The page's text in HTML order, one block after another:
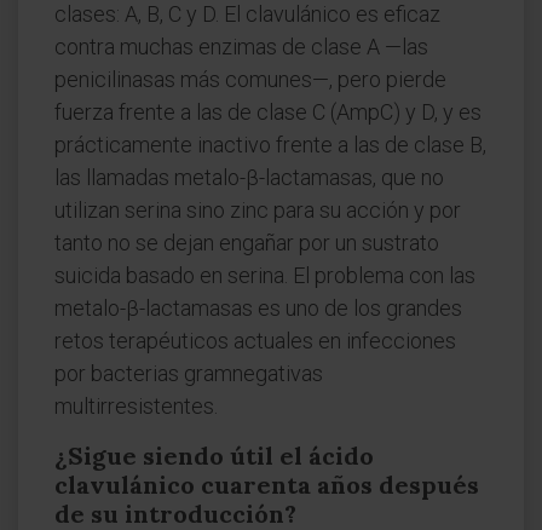
clases: A, B, C y D. El clavulánico es eficaz
contra muchas enzimas de clase A —las
penicilinasas más comunes—, pero pierde
fuerza frente a las de clase C (AmpC) y D, y es
prácticamente inactivo frente a las de clase B,
las llamadas metalo-β-lactamasas, que no
utilizan serina sino zinc para su acción y por
tanto no se dejan engañar por un sustrato
suicida basado en serina. El problema con las
metalo-β-lactamasas es uno de los grandes
retos terapéuticos actuales en infecciones
por bacterias gramnegativas
multirresistentes.
¿Sigue siendo útil el ácido
clavulánico cuarenta años después
de su introducción?